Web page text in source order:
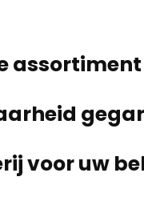
assortiment
voor uw